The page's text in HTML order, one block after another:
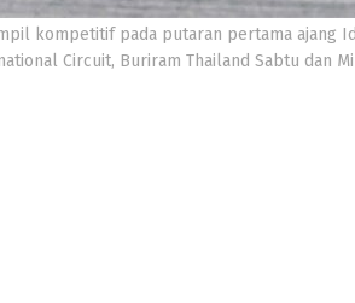
kompetitif pada putaran pertama ajang
Circuit, Buriram Thailand Sabtu dan